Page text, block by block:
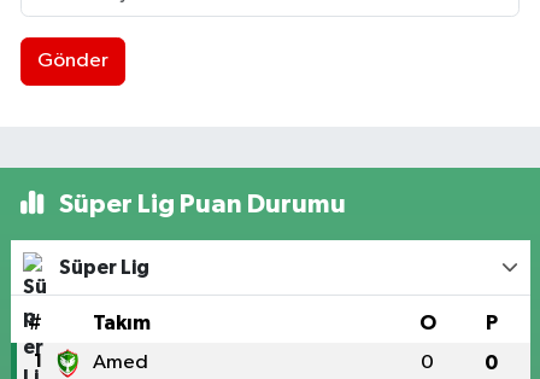
Gönder
Süper Lig Puan Durumu
Süper Lig
# Takım O P
1 Amed 0 0